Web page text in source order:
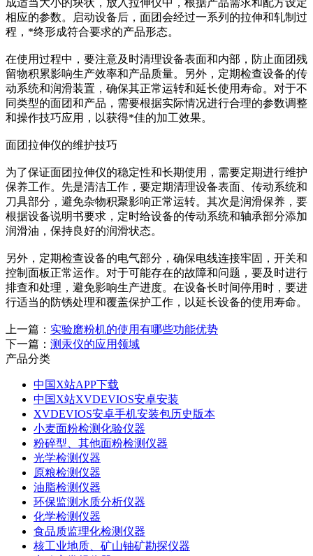
相应的参数。启动设备后，面团会经过一系列的拉伸和轧制过
程，*终形成符合要求的产品形态。
在使用过程中，要注意及时清理设备表面和内部，防止面团残
留物积累影响生产效率和产品质量。另外，定期检查设备的传
动系统和润滑装置，确保其正常运转和延长使用寿命。对于不
同类型的面团和产品，需要根据实际情况进行合理的参数调整
和操作技巧应用，以获得*佳的加工效果。
面团拉伸仪的维护技巧
为了保证面团拉伸仪的稳定性和长期使用，需要定期进行维护
保养工作。先是清洁工作，要定期清理设备表面、传动系统和
刀具部分，避免杂物积聚影响正常运转。其次是润滑保养，要
根据设备说明书要求，定时给设备的传动系统和轴承部分添加
润滑油，保持良好的润滑状态。
另外，定期检查设备的电气部分，确保电线连接牢固，开关和
控制面板正常运作。对于可能存在的故障和问题，要及时进行
排查和处理，避免影响生产进度。在设备长时间停用时，要进
行适当的防锈处理和覆盖保护工作，以延长设备的使用寿命。
上一篇： 实验磨粉机的使用有哪些功能优势
下一篇： 测汞仪的应用领域
产品分类
中国X站APP下载
中国X站XVDEVIOS安卓安装
XVDEVIOS安卓手机安装包历史版本
小麦面粉检测化验仪器
粉碎型、其他面粉检测仪器
光学检测仪器
原粮检测仪器
油脂检测仪器
环保监测水质分析仪器
化学检测仪器
食品质监理化检测仪器
核工业地质、矿山铀矿勘探仪器